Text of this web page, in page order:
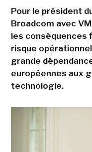
Pour le président
Broadcom avec
les conséquences
risque
grande
européennes aux
technologie.